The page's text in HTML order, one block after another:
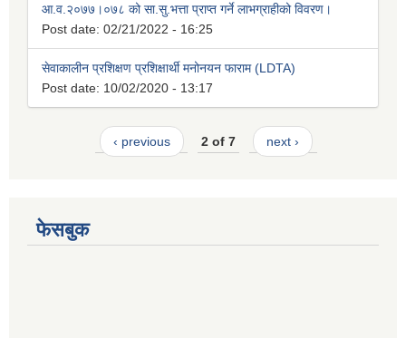
आ.व.२०७७।०७८ को सा.सु.भत्ता प्राप्त गर्ने लाभग्राहीको विवरण।
Post date: 02/21/2022 - 16:25
सेवाकालीन प्रशिक्षण प्रशिक्षार्थी मनोनयन फाराम (LDTA)
Post date: 10/02/2020 - 13:17
‹ previous 2 of 7 next ›
फेसबुक